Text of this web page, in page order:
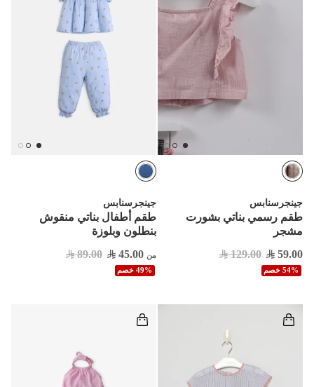
جينجرسنابس
طقم رسمي بناتي بشورت
مشجر
59.00
129.00
54% خصم
جينجرسنابس
طقم أطفال بناتي منقوش
بنطلون وبلوزة
من 45.00
89.00
49% خصم